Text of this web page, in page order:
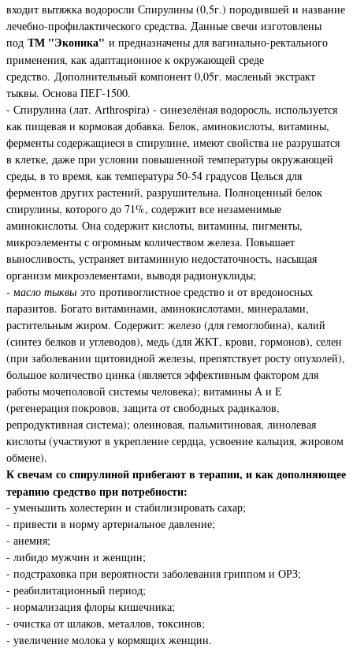
входит вытяжка водоросли Спирулины (0,5г.) породившей и название
лечебно-профилактического средства. Данные свечи изготовлены
под ТМ "Эконика" и предназначены для вагинально-ректального
применения, как адаптационное к окружающей среде
средство. Дополнительный компонент 0,05г. масленый экстракт
тыквы. Основа ПЕГ-1500.
- Спирулина (лат. Arthrospira) - синезелёная водоросль, используется
как пищевая и кормовая добавка. Белок, аминокислоты, витамины,
ферменты содержащиеся в спирулине, имеют свойства не разрушатся
в клетке, даже при условии повышенной температуры окружающей
среды, в то время, как температура 50-54 градусов Целься для
ферментов других растений, разрушительна. Полноценный белок
спирулины, которого до 71%, содержит все незаменимые
аминокислоты. Она содержит кислоты, витамины, пигменты,
микроэлементы с огромным количеством железа. Повышает
выносливость, устраняет витаминную недостаточность, насыщая
организм микроэлементами, выводя радионуклиды;
- масло тыквы это противоглистное средство и от вредоносных
паразитов. Богато витаминами, аминокислотами, минералами,
растительным жиром. Содержит: железо (для гемоглобина), калий
(синтез белков и углеводов), медь (для ЖКТ, крови, гормонов), селен
(при заболевании щитовидной железы, препятствует росту опухолей),
большое количество цинка (является эффективным фактором для
работы мочеполовой системы человека); витамины А и Е
(регенерация покровов, защита от свободных радикалов,
репродуктивная система); олеиновая, пальмитиновая, линолевая
кислоты (участвуют в укрепление сердца, усвоение кальция, жировом
обмене).
К свечам со спирулиной прибегают в терапии, и как дополняющее
терапию средство при потребности:
- уменьшить холестерин и стабилизировать сахар;
- привести в норму артериальное давление;
- анемия;
- либидо мужчин и женщин;
- подстраховка при вероятности заболевания гриппом и ОРЗ;
- реабилитационный период;
- нормализация флоры кишечника;
- очистка от шлаков, металлов, токсинов;
- увеличение молока у кормящих женщин.